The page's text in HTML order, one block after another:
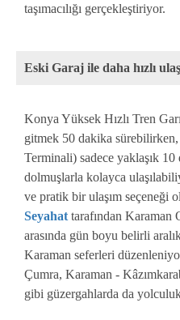
taşımacılığı gerçekleştiriyor.
Eski Garaj ile daha hızlı
Konya Yüksek Hızlı Tren
gitmek 50 dakika
Terminali) sadece yaklaşık
dolmuşlarla kolayca
ve pratik bir ulaşım seçeneği
Seyahat tarafından
arasında gün boyu belirli
Karaman seferleri
Çumra, Karaman -
gibi güzergahlarda da